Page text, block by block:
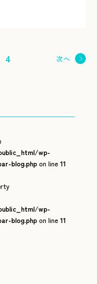
4 次へ
wp-
blog.php on line11
wp-
blog.php on line11